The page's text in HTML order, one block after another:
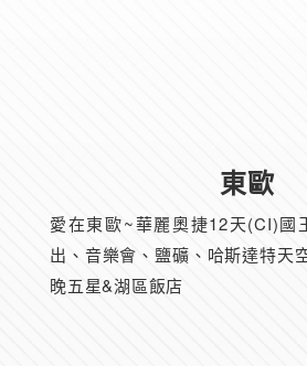
東歐
愛在東歐~華麗奧捷12天(CI)國
出、音樂會、鹽礦、哈斯達特天
晚五星&湖區飯店